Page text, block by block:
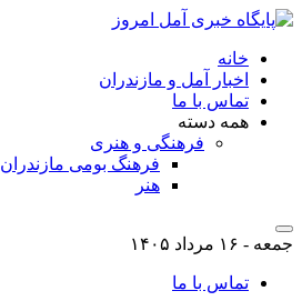
خانه
اخبار آمل و مازندران
تماس با ما
همه دسته
فرهنگی و هنری
فرهنگ بومی مازندران
هنر
جمعه - ۱۶ مرداد ۱۴۰۵
تماس با ما